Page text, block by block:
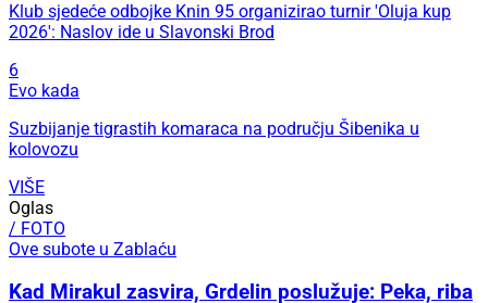
Klub sjedeće odbojke Knin 95 organizirao turnir 'Oluja kup
2026': Naslov ide u Slavonski Brod
6
Evo kada
Suzbijanje tigrastih komaraca na području Šibenika u
kolovozu
VIŠE
Oglas
/ FOTO
Ove subote u Zablaću
Kad Mirakul zasvira, Grdelin poslužuje: Peka, riba